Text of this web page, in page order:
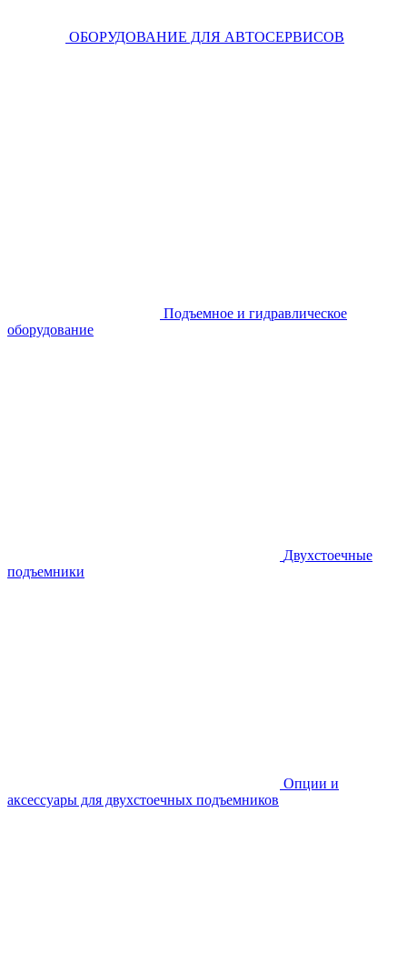
ОБОРУДОВАНИЕ ДЛЯ АВТОСЕРВИСОВ
Подъемное и гидравлическое
оборудование
Двухстоечные
подъемники
Опции и
аксессуары для двухстоечных подъемников